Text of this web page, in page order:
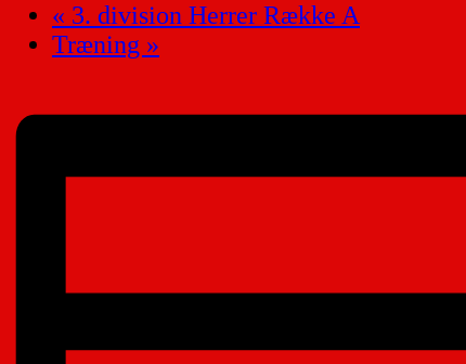
« 3. division Herrer Række A
Træning »